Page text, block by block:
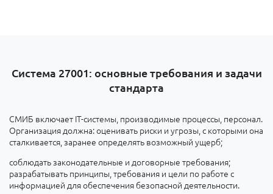
Система 27001: основные требования и задачи
стандарта
СМИБ включает IT-системы, производимые процессы, персонал.
Организация должна: оценивать риски и угрозы, с которыми она
сталкивается, заранее определять возможный ущерб;
соблюдать законодательные и договорные требования;
разрабатывать принципы, требования и цели по работе с
информацией для обеспечения безопасной деятельности.